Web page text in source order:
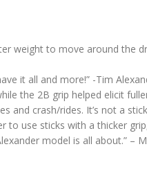
weight to move around the
it all and more!” -Tim
the 2B grip helped elicit
and crash/rides. It’s not a
to use sticks with a thicker
model is all about.” –